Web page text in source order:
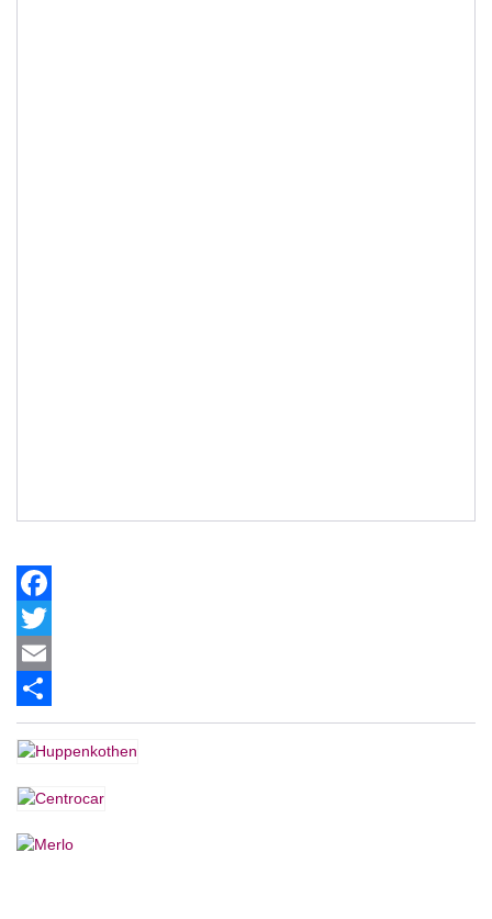
Facebook
Twitter
Email
Share